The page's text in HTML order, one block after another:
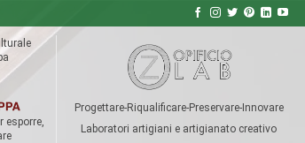
esporre,
Progettare-Riqualificare-Preservare-Innovare
Laboratori artigiani e artigianato creativo